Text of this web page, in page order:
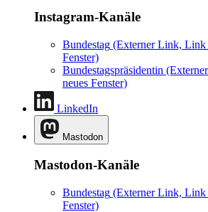
Instagram-Kanäle
Bundestag (Externer Link, Link
Fenster)
Bundestagspräsidentin
neues Fenster)
LinkedIn
Mastodon
Mastodon-Kanäle
Bundestag (Externer Link, Link
Fenster)